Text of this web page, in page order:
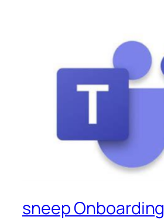
sneep Onboarding